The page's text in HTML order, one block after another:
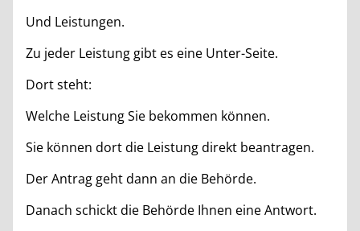
Und Leistungen.
Zu jeder Leistung gibt es eine Unter-Seite.
Dort steht:
Welche Leistung Sie bekommen können.
Sie können dort die Leistung direkt beantragen.
Der Antrag geht dann an die Behörde.
Danach schickt die Behörde Ihnen eine Antwort.